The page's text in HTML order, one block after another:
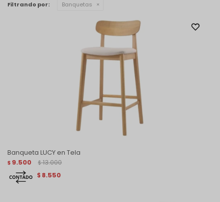
Filtrando por: Banquetas
Banqueta LUCY en Tela
$ 9.500 $ 13.000
$ 8.550